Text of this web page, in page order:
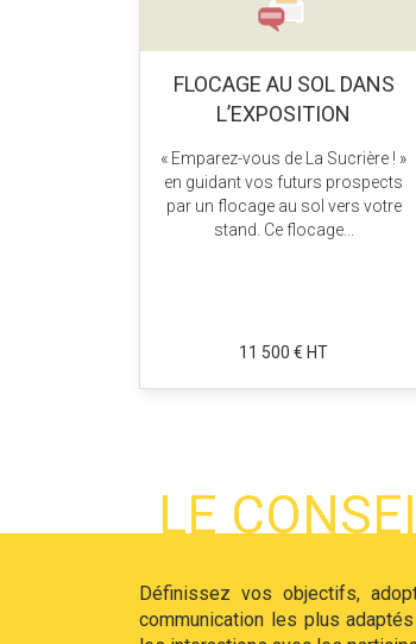
FLOCAGE AU SOL DANS
L’EXPOSITION
« Emparez-vous de La Sucrière ! »
en guidant vos futurs prospects
par un flocage au sol vers votre
stand. Ce flocage...
11 500 € HT
LE
Définissez vos objectifs,
communication les plus